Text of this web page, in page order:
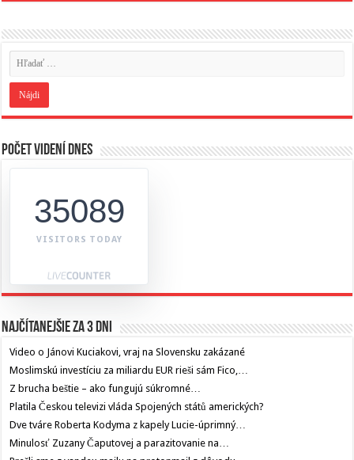
Počet videní dnes
35089
VISITORS TODAY
Najčítanejšie za 3 dni
Video o Jánovi Kuciakovi, vraj na Slovensku zakázané
Moslimskú investíciu za miliardu EUR rieši sám Fico,…
Z brucha beštie – ako fungujú súkromné…
Platila Českou televizi vláda Spojených států amerických?
Dve tváre Roberta Kodyma z kapely Lucie-úprimný…
Minulosť Zuzany Čaputovej a parazitovanie na…